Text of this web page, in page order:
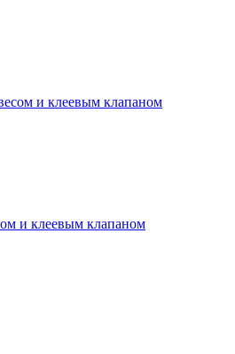
и клеевым клапаном